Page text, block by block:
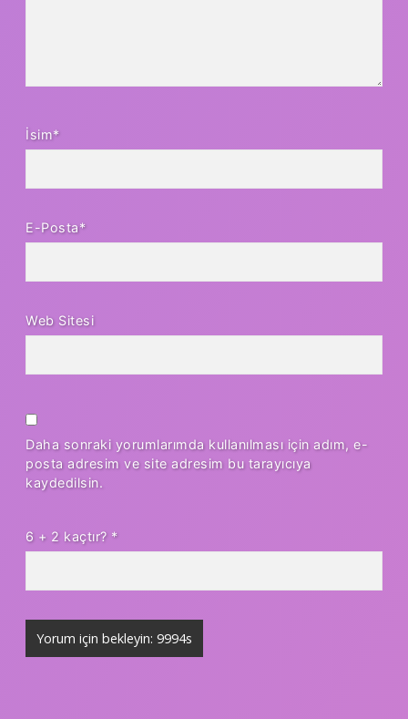
İsim*
E-Posta*
Web Sitesi
Daha sonraki yorumlarımda kullanılması için adım, e-
posta adresim ve site adresim bu tarayıcıya
kaydedilsin.
6 + 2 kaçtır? *